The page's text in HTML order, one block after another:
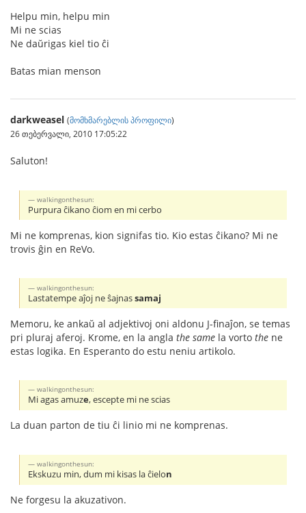
Helpu min, helpu min
Mi ne scias
Ne daŭrigas kiel tio ĉi
Batas mian menson
darkweasel (მომხმარებლის პროფილი)
26 თებერვალი, 2010 17:05:22
Saluton!
walkingonthesun:
Purpura ĉikano ĉiom en mi cerbo
Mi ne komprenas, kion signifas tio. Kio estas ĉikano? Mi ne
trovis ĝin en ReVo.
walkingonthesun:
Lastatempe aĵoj ne ŝajnassamaj
Memoru, ke ankaŭ al adjektivoj oni aldonu J-finaĵon, se temas
pri pluraj aferoj. Krome, en la angla the same la vorto the ne
estas logika. En Esperanto do estu neniu artikolo.
walkingonthesun:
Mi agas amuze, escepte mi ne scias
La duan parton de tiu ĉi linio mi ne komprenas.
walkingonthesun:
Ekskuzu min, dum mi kisas la ĉielon
Ne forgesu la akuzativon.